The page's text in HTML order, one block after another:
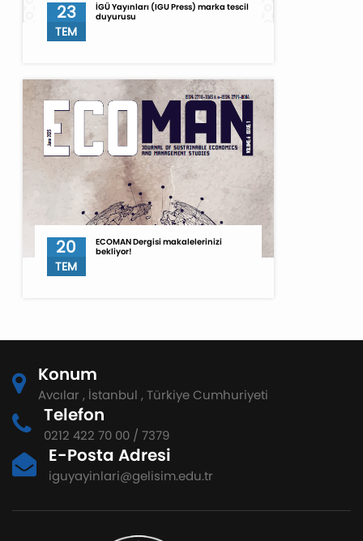
23
TEM
İGÜ Yayınları (IGU Press) marka tescil
duyurusu
20
TEM
ECOMAN Dergisi makalelerinizi
bekliyor!
Konum
Avcılar , İstanbul , Türkiye Cumhuriyeti
Telefon
0212 422 70 00 / 7379
E-Posta Adresi
iguyayinlari@gelisim.edu.tr